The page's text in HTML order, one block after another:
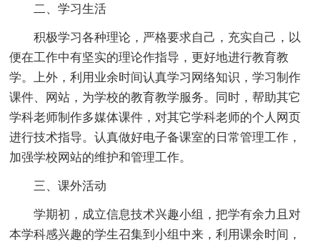
二、学习生活
积极学习各种理论，严格要求自己，充实自己，以
便在工作中有坚实的理论作指导，更好地进行教育教
学。上外，利用业余时间认真学习网络知识，学习制作
课件、网站，为学校的教育教学服务。同时，帮助其它
学科老师制作多媒体课件，对其它学科老师的个人网页
进行技术指导。认真做好电子备课室的日常管理工作，
加强学校网站的维护和管理工作。
三、课外活动
学期初，成立信息技术兴趣小组，把学有余力且对
本学科感兴趣的学生召集到小组中来，利用课余时间，